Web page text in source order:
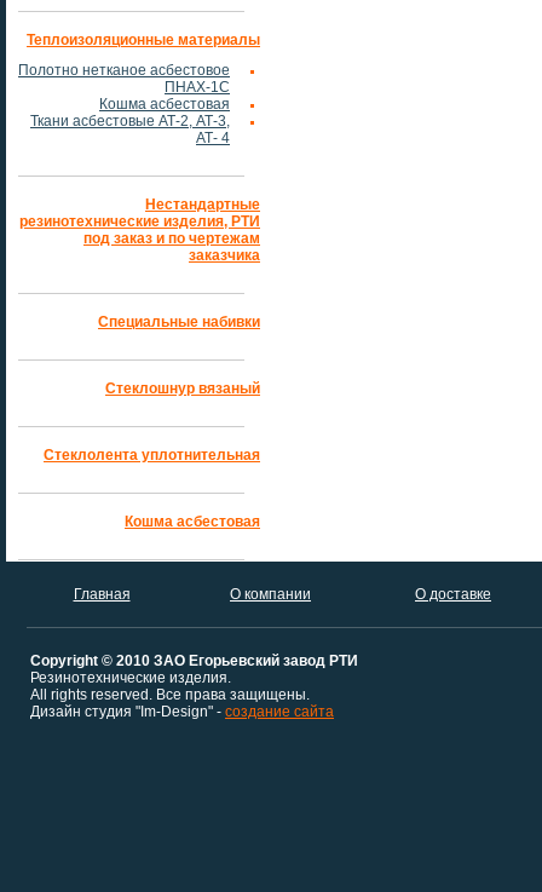
Теплоизоляционные материалы
Полотно нетканое асбестовое
ПНАХ-1С
Кошма асбестовая
Ткани асбестовые АТ-2, АТ-3,
АТ- 4
Нестандартные
резинотехнические изделия, РТИ
под заказ и по чертежам
заказчика
Специальные набивки
Стеклошнур вязаный
Стеклолента уплотнительная
Кошма асбестовая
Главная О компании О доставке
Copyright © 2010 ЗАО Егорьевский завод РТИ
Резинотехнические изделия.
All rights reserved. Все права защищены.
Дизайн студия "Im-Design" - создание сайта